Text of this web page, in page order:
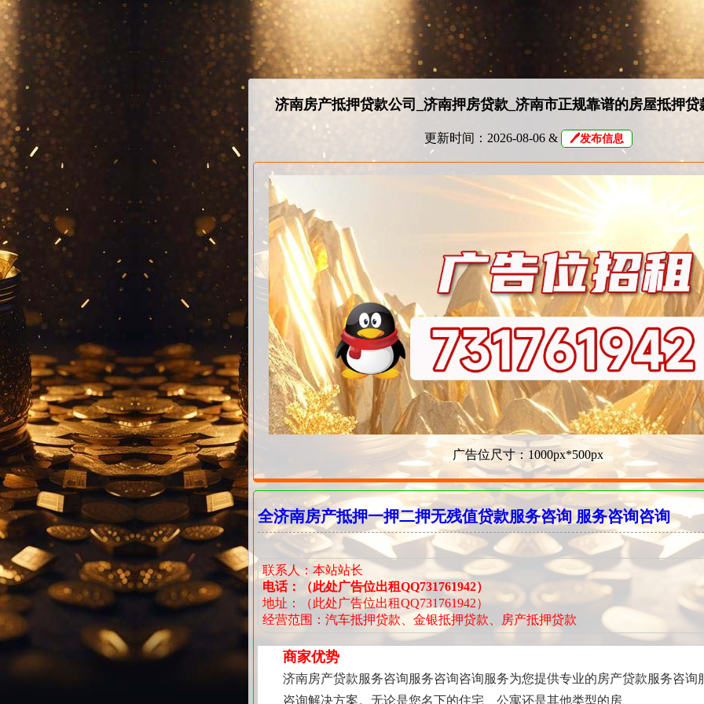
济南房产抵押贷款公司_济南押房贷款_济南市正规靠谱的房屋抵押贷
更新时间：2026-08-06 & 🖊发布信息
广告位尺寸：1000px*500px
全济南房产抵押一押二押无残值贷款服务咨询 服务咨询咨询
联系人：本站站长
电话：（此处广告位出租QQ731761942）
地址：（此处广告位出租QQ731761942）
经营范围：汽车抵押贷款、金银抵押贷款、房产抵押贷款
商家优势
济南房产贷款服务咨询服务咨询咨询服务为您提供专业的房产贷款服务咨询
咨询解决方案。无论是您名下的住宅、公寓还是其他类型的房